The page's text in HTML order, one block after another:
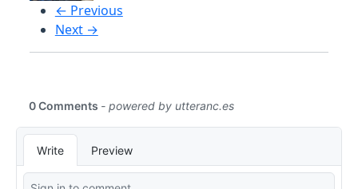
← Previous
Next →